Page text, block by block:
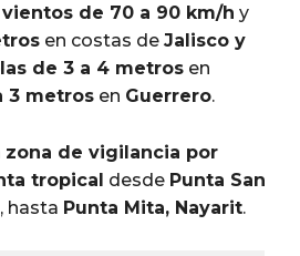
vientos de 70 a 90 km/h y
en costas de Jalisco y
de 3 a 4 metros en
3 metros en Guerrero.
zona de vigilancia por
tropical desde Punta San
, hasta Punta Mita, Nayarit.